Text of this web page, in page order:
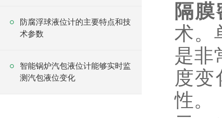
防腐浮球液位计的主要特点和技
术参数
智能锅炉汽包液位计能够实时监
测汽包液位变化
隔
术。
是非
度
性。